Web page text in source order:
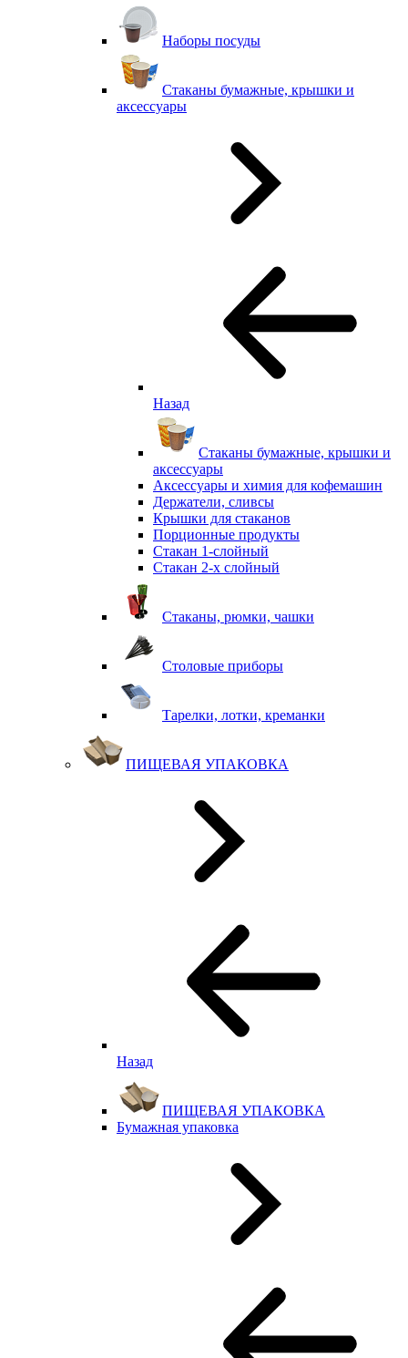
Наборы посуды
Стаканы бумажные, крышки и
аксессуары
Назад
Стаканы бумажные, крышки и
аксессуары
Аксессуары и химия для кофемашин
Держатели, сливсы
Крышки для стаканов
Порционные продукты
Стакан 1-слойный
Стакан 2-х слойный
Стаканы, рюмки, чашки
Столовые приборы
Тарелки, лотки, креманки
ПИЩЕВАЯ УПАКОВКА
Назад
ПИЩЕВАЯ УПАКОВКА
Бумажная упаковка